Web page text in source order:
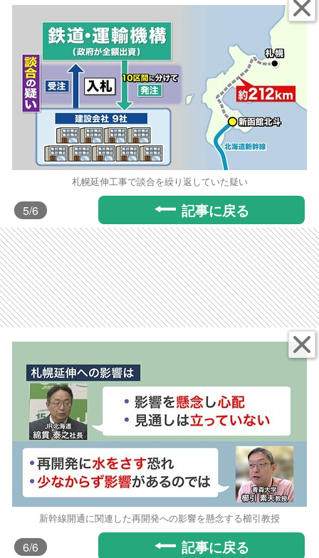
札幌延伸工事で談合を繰り返していた疑い
5/6 記事に戻る
新幹線開通に関連した再開発への影響を懸念する櫛引教授
6/6 記事に戻る